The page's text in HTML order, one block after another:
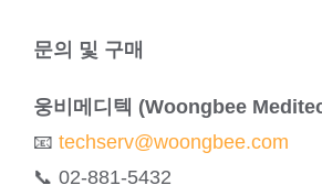
문의 및 구매
웅비메디텍 (Woongbee
📧 techserv@woongbee.com
📞 02-881-5432